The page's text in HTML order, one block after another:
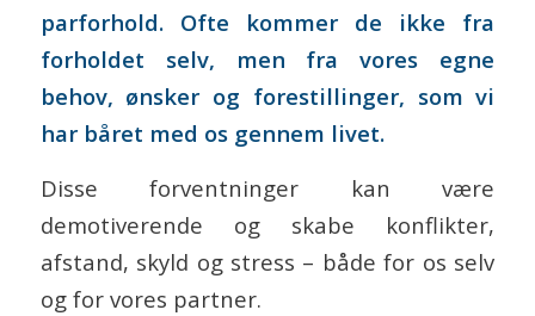
parforhold. Ofte kommer de ikke fra
forholdet selv, men fra vores egne
behov, ønsker og forestillinger, som vi
har båret med os gennem livet.
Disse forventninger kan være
demotiverende og skabe konflikter,
afstand, skyld og stress – både for os selv
og for vores partner.